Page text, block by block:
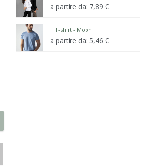
a partire da: 7,89€
T-shirt - Moon
a partire da: 5,46€